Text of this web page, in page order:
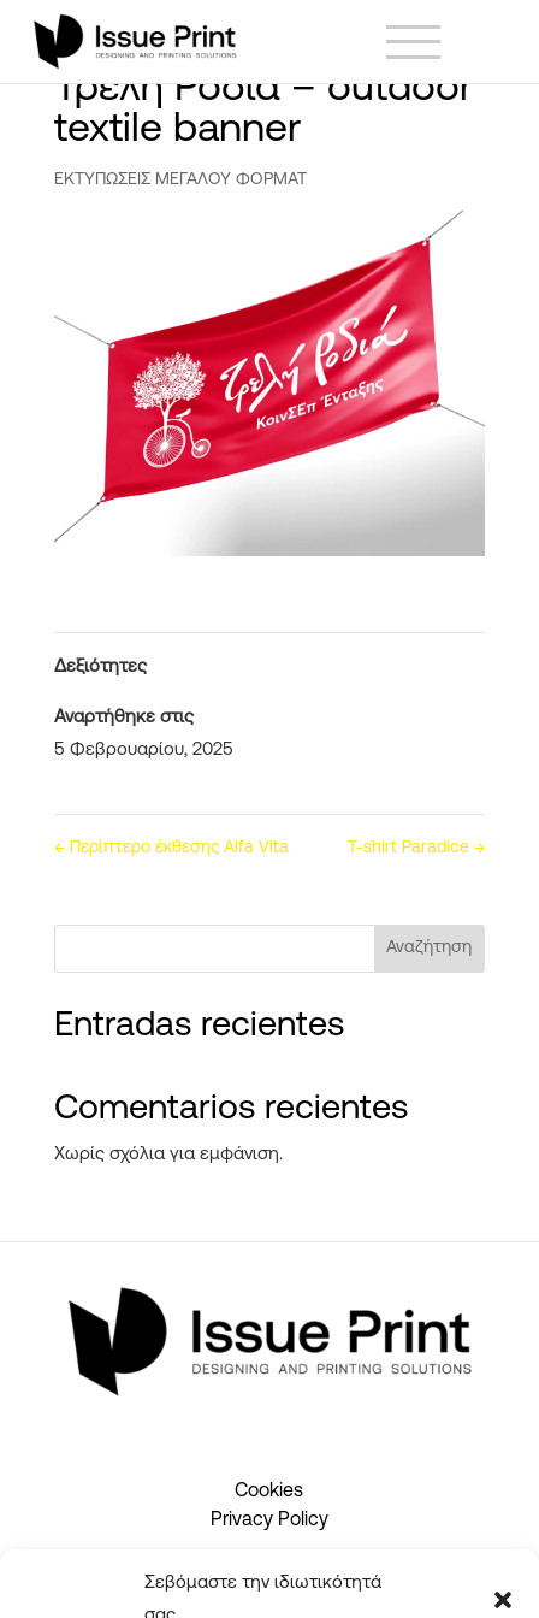
Σεβόμαστε την ιδιωτικότητά
Τρελή Ροδιά – outdoor
textile banner
ΕΚΤΥΠΩΣΕΙΣ ΜΕΓΑΛΟΥ ΦΟΡΜΑΤ
Δεξιότητες
Αναρτήθηκε στις
5 Φεβρουαρίου, 2025
←Περίπτερο έκθεσης Alfa Vita T-shirt Paradice→
Αναζήτηση
Entradas recientes
Comentarios recientes
Χωρίς σχόλια για εμφάνιση.
Cookies
Privacy Policy